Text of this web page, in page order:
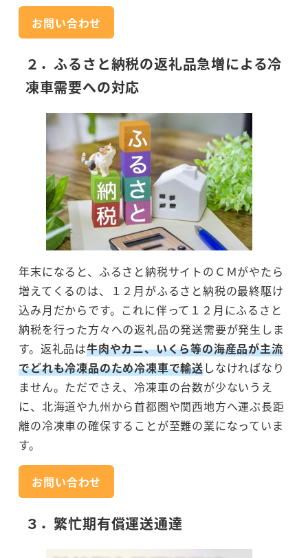
お問い合わせ
２．ふるさと納税の返礼品急増による冷
凍車需要への対応
年末になると、ふるさと納税サイトのＣＭがやたら
増えてくるのは、１２月がふるさと納税の最終駆け
込み月だからです。これに伴って１２月にふるさと
納税を行った方々への返礼品の発送需要が発生しま
す。返礼品は牛肉やカニ、いくら等の海産品が主流
でどれも冷凍品のため冷凍車で輸送しなければなり
ません。ただでさえ、冷凍車の台数が少ないうえ
に、北海道や九州から首都圏や関西地方へ運ぶ長距
離の冷凍車の確保することが至難の業になっていま
す。
お問い合わせ
３．繁忙期有償運送通達